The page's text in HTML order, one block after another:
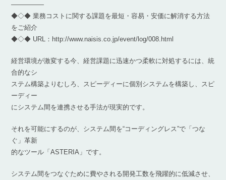
―――――
◆◇◆ 業務コストに関する課題を最短・容易・安価に解消する方法
をご紹介
◆◇◆ URL：http://www.naisis.co.jp/event/log/008.html
経営環境が激変する今、経営課題に迅速かつ柔軟に対処するには、統
合的なシ
ステム構築よりむしろ、スピーディーに個別システムを構築し、スピ
ーディー
にシステム間を連携させる手法が現実的です。
それを可能にするのが、システム間を“コーディングレス”で「つな
ぐ」革新
的なツール「ASTERIA」です。
システム間をつなぐために費やされる開発工数を飛躍的に低減させ、